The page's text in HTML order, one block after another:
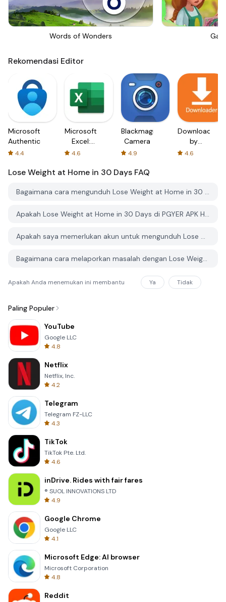
Words of Wonders
Rekomendasi Editor
Microsoft
Authenticator
4.4
Microsoft
Excel:
Spreadsheets
4.6
Blackmagic
Camera
4.9
Downloader
by
AFTVnews
4.6
Lose Weight at Home in 30 Days FAQ
Bagaimana cara mengunduh Lose Weight at Home in 30 Days dari PGYER APK HUB?
Apakah Lose Weight at Home in 30 Days di PGYER APK HUB gratis untuk diunduh?
Apakah saya memerlukan akun untuk mengunduh Lose Weight at Home in 30 Days dari PGYER APK HUB?
Bagaimana cara melaporkan masalah dengan Lose Weight at Home in 30 Days di PGYER APK HUB?
Apakah Anda menemukan ini membantu Ya Tidak
Paling Populer
YouTube
Google LLC
4.8
Netflix
Netflix, Inc.
4.2
Telegram
Telegram FZ-LLC
4.3
TikTok
TikTok Pte. Ltd.
4.6
inDrive. Rides with fair fares
® SUOL INNOVATIONS LTD
4.9
Google Chrome
Google LLC
4.1
Microsoft Edge: AI browser
Microsoft Corporation
4.8
Reddit